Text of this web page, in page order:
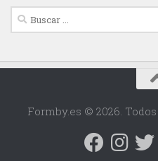
Buscar:
Formby.es © 2026.